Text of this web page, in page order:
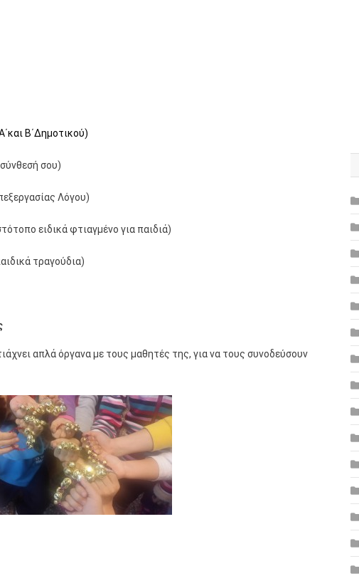
Β΄Δημοτικού)
σου)
Λόγου)
ειδικά φτιαγμένο για παιδιά)
τραγούδια)
απλά όργανα με τους μαθητές της, για να τους συνοδεύσουν